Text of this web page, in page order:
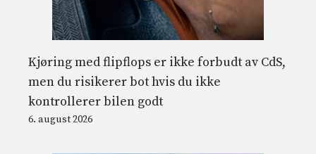
Kjøring med flipflops er ikke forbudt av CdS,
men du risikerer bot hvis du ikke
kontrollerer bilen godt
6. august 2026